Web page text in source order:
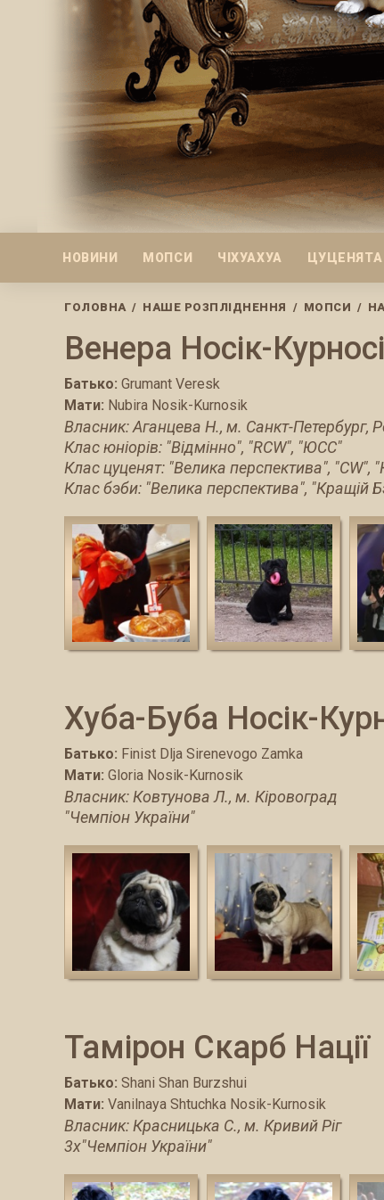
НОВИНИ МОПСИ ЧІХУАХУА
ГОЛОВНА / НАШЕ РОЗПЛІДНЕННЯ / МОПСИ /
Наша
гордість
Венера Носік-
Батько: Grumant Veresk
Мати: Nubira Nosik-Kurnosik
Власник: Аганцева Н., м. Санкт-Петербург,
Клас юніорів: "Відмінно", "RCW", "ЮСС"
Клас цуценят: "Велика перспектива",
Клас бэби: "Велика перспектива", "Кращій
Хуба-Буба Носік-
Батько: Finist Dlja Sirenevogo Zamka
Мати: Gloria Nosik-Kurnosik
Власник: Ковтунова Л., м. Кіровоград
"Чемпіон України"
Тамірон Скарб Нації
Батько: Shani Shan Burzshui
Мати: Vanilnaya Shtuchka Nosik-Kurnosik
Власник: Красницька С., м. Кривий Ріг
3х"Чемпіон України"